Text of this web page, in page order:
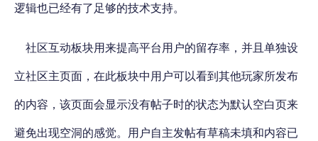
逻辑也已经有了足够的技术支持。
社区互动板块用来提高平台用户的留存率，并且单独设
立社区主页面，在此板块中用户可以看到其他玩家所发布
的内容，该页面会显示没有帖子时的状态为默认空白页来
避免出现空洞的感觉。用户自主发帖有草稿未填和内容已